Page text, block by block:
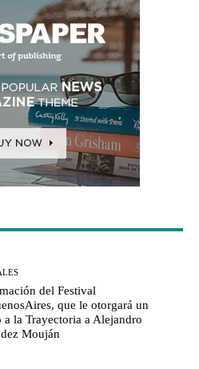
del Festival
que le otorgará un
a la Trayectoria a Alejandro
Mouján